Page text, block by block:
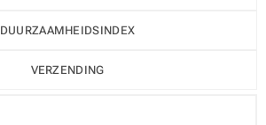
DUURZAAMHEIDSINDEX
VERZENDING